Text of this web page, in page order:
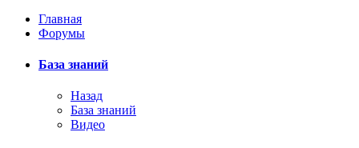
Главная
Форумы
База знаний
Назад
База знаний
Видео